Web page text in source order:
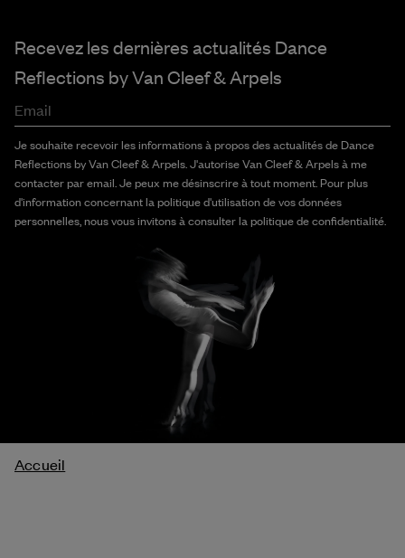
Recevez les dernières actualités Dance
Reflections byVan Cleef & Arpels
Email
Je souhaite recevoir les informations à propos des actualités de Dance
Reflections by Van Cleef & Arpels. J'autorise Van Cleef & Arpels à me
contacter par email. Je peux me désinscrire à tout moment. Pour plus
d'information concernant la politique d'utilisation de vos données
personnelles, nous vous invitons à consulter la politique de confidentialité.
Fil
Accueil